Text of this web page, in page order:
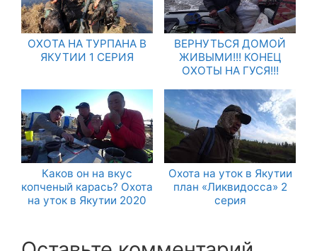
ОХОТА НА ТУРПАНА В
ЯКУТИИ 1 СЕРИЯ
ВЕРНУТЬСЯ ДОМОЙ
ЖИВЫМИ!!! КОНЕЦ
ОХОТЫ НА ГУСЯ!!!
Каков он на вкус
копченый карась? Охота
на уток в Якутии 2020
Охота на уток в Якутии
план «Ликвидосса» 2
серия